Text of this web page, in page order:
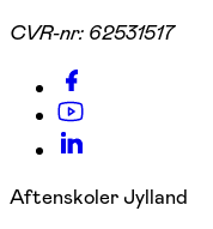
CVR-nr: 62531517
Aftenskoler Jylland